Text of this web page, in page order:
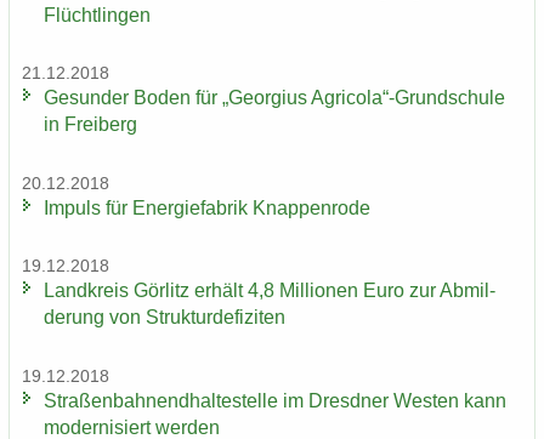
Flücht­lin­gen
21.12.2018
Ge­sun­der Boden für „Ge­or­gi­us Agri­co­la“-​Grundschule
in Frei­berg
20.12.2018
Im­puls für En­er­gie­fa­brik Knap­pen­ro­de
19.12.2018
Land­kreis Gör­litz er­hält 4,8 Mil­lio­nen Euro zur Ab­mil­
de­rung von Struk­tur­de­fi­zi­ten
19.12.2018
Stra­ßen­bah­nend­hal­te­stel­le im Dresd­ner Wes­ten kann
mo­der­ni­siert wer­den